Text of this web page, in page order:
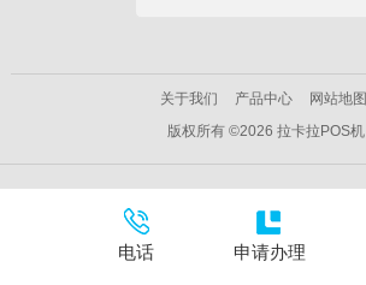
关于我们 产品中心
网站地图
版权所有 ©2026 拉卡拉POS机 |
电话 申请办理